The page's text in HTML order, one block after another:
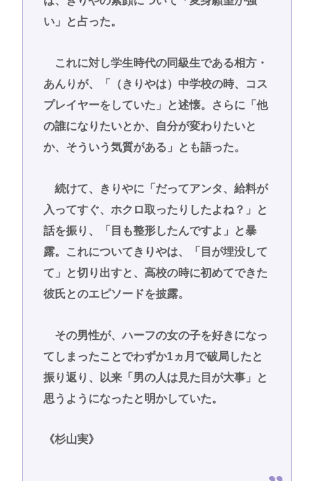
い」と占った。
これに対し学生時代の同級生である相方・
あんりが、「（きりやは）中学校の時、コス
プレイヤーをしていた」と述懐。さらに「他
の誰になりたいとか、自分が変わりたいと
か、そういう気質がある」とも語った。
続けて、きりやに「だってアンタ、給料が
入ってすぐ、ホクロ取ったりしたよね？」と
話を振り、「目も整形したんですよ」と暴
露。これについてきりやは、「目が埋没して
て」と切り出すと、高校の時に初めてできた
彼氏とのエピソードを披露。
その男性が、ハーフの女の子を好きになっ
てしまったことでわずか1ヵ月で破局したと
振り返り、以来「男の人は見た目が大事」と
思うようになったと明かしていた。
《杉山実》